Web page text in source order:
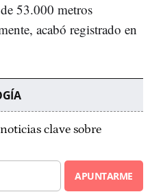
53.000 metros
acabó registrado en
clave sobre
APUNTARME